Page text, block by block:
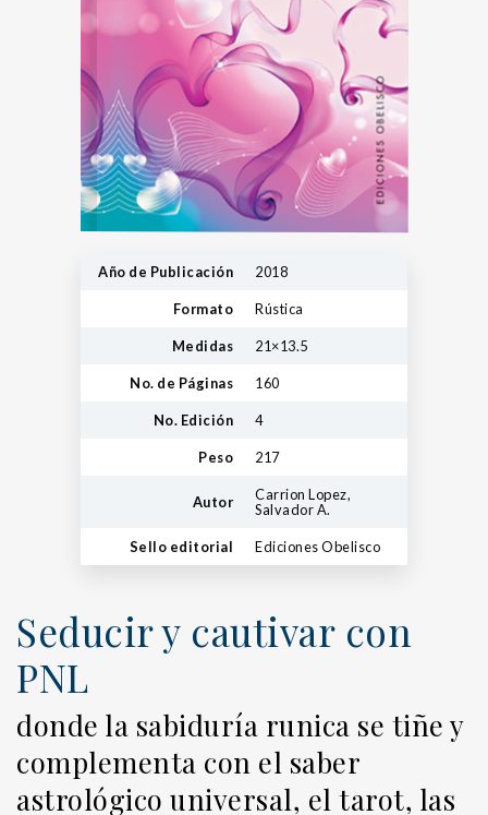
Año de Publicación 2018
Formato Rústica
Medidas 21×13.5
No. de Páginas 160
No. Edición 4
Peso 217
Autor
Carrion Lopez,
Salvador A.
Sello editorial Ediciones Obelisco
Seducir y cautivar con
PNL
donde la sabiduría runica se tiñe y
complementa con el saber
astrológico universal, el tarot, las